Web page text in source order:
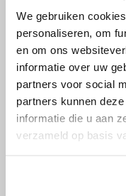
We gebruiken
personaliseren, om
en om ons
informatie over uw
partners voor social
partners kunnen
informatie die u aan
verzameld op basis